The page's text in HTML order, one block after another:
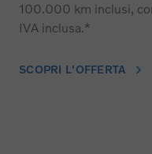
100.000 km inclusi,
IVA inclusa.*
SCOPRI L'OFFERTA